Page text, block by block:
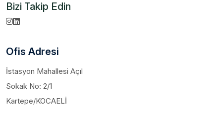
Bizi Takip Edin
Ofis Adresi
İstasyon Mahallesi Açıl
Sokak No: 2/1
Kartepe/KOCAELİ